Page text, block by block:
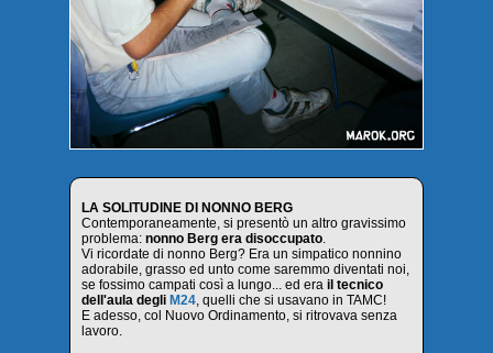
LA SOLITUDINE DI NONNO BERG
Contemporaneamente, si presentò un altro gravissimo
problema: nonno Berg era disoccupato.
Vi ricordate di nonno Berg? Era un simpatico nonnino
adorabile, grasso ed unto come saremmo diventati noi,
se fossimo campati così a lungo... ed era il tecnico
dell'aula degli M24, quelli che si usavano in TAMC!
E adesso, col Nuovo Ordinamento, si ritrovava senza
lavoro.